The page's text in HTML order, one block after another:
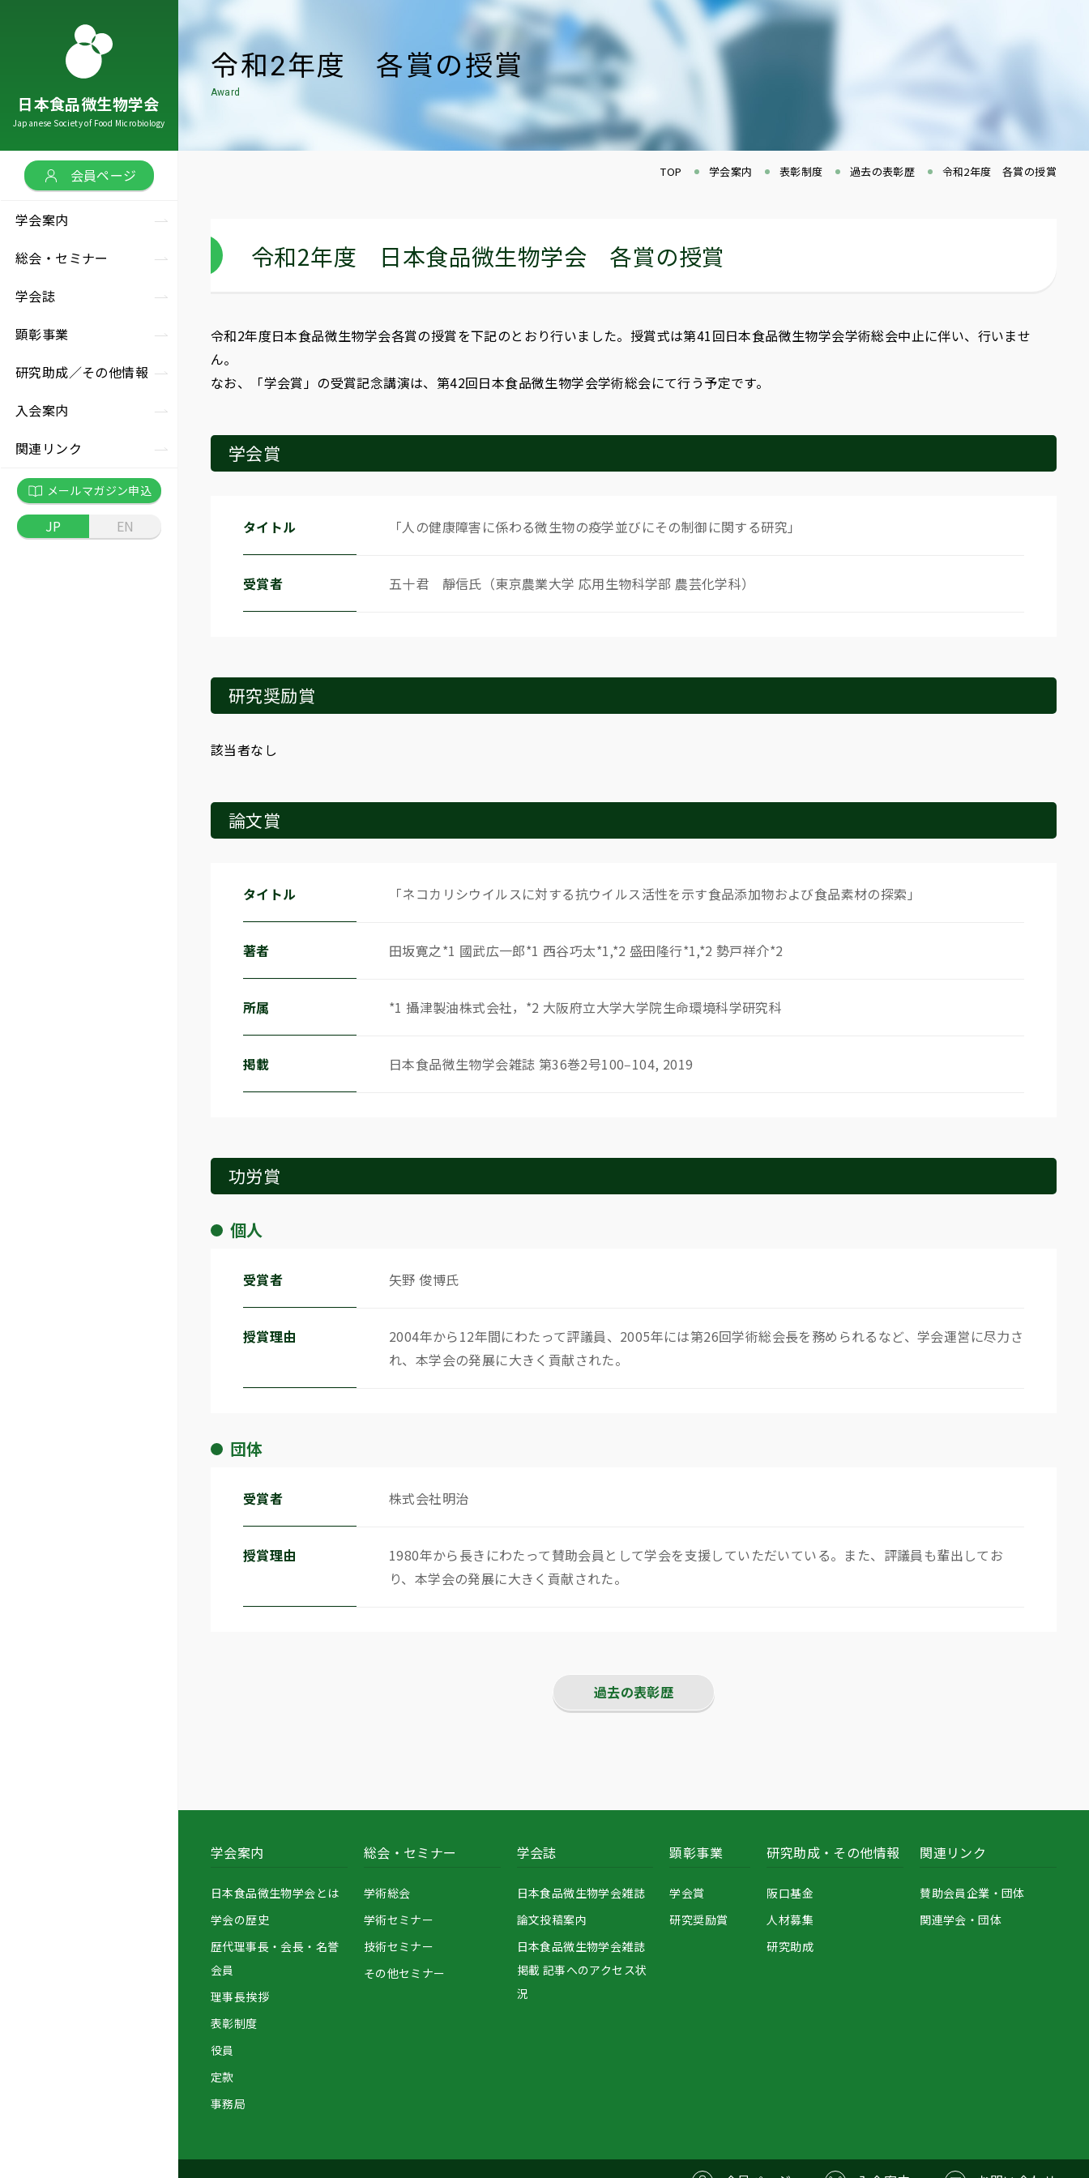
日本食品微生物学会
Japanese Society of Food Microbiology
会員ページ
学会案内
案内
us
案内トップ
食品微生物学会とは
会員
制度
総会・セミナー
・セミナー
・セミナートップ
総会
他セミナー
学会誌
誌
誌トップ
食品微生物学会雑誌
記事へのアクセス
顕彰事業
事業
事業トップ
賞
研究助成／その他情報
助成／
他情報
grant
助成／
他情報トップ
基金
助成
入会案内
関連リンク
リンク
リンクトップ
会員企業・団体
メールマガジン申込
JP EN
令和2年度 各賞の授賞
Award
TOP 学会案内 表彰制度 過去の表彰歴 令和2年度 各賞の授賞
令和2年度 日本食品微生物学会 各賞の授賞
令和2年度日本食品微生物学会各賞の授賞を下記のとおり行いました。授賞式は第41回日本食品微生物学会学術総会中止に伴い、行いませ
ん。
なお、「学会賞」の受賞記念講演は、第42回日本食品微生物学会学術総会にて行う予定です。
学会賞
タイトル 「人の健康障害に係わる微生物の疫学並びにその制御に関する研究」
受賞者 五十君 靜信氏（東京農業大学 応用生物科学部 農芸化学科）
研究奨励賞
該当者なし
論文賞
タイトル 「ネコカリシウイルスに対する抗ウイルス活性を示す食品添加物および食品素材の探索」
著者 田坂寛之*1 國武広一郎*1 西谷巧太*1,*2 盛田隆行*1,*2 勢戸祥介*2
所属 *1 攝津製油株式会社，*2 大阪府立大学大学院生命環境科学研究科
掲載 日本食品微生物学会雑誌 第36巻2号100‒104, 2019
功労賞
個人
受賞者 矢野 俊博氏
授賞理由
2004年から12年間にわたって評議員、2005年には第26回学術総会長を務められるなど、学会運営に尽力さ
れ、本学会の発展に大きく貢献された。
団体
受賞者 株式会社明治
授賞理由
1980年から長きにわたって賛助会員として学会を支援していただいている。また、評議員も輩出してお
り、本学会の発展に大きく貢献された。
過去の表彰歴
学会案内
日本食品微生物学会とは
学会の歴史
歴代理事長・会長・名誉
会員
理事長挨拶
表彰制度
役員
定款
事務局
総会・セミナー
学術総会
学術セミナー
技術セミナー
その他セミナー
学会誌
日本食品微生物学会雑誌
論文投稿案内
日本食品微生物学会雑誌
掲載 記事へのアクセス状
況
顕彰事業
学会賞
研究奨励賞
研究助成・その他情報
阪口基金
人材募集
研究助成
関連リンク
賛助会員企業・団体
関連学会・団体